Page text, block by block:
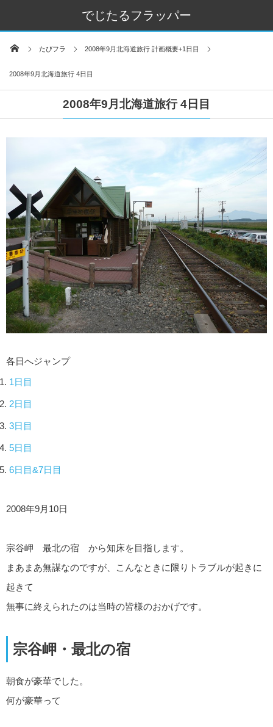
でじたるフラッパー
たびフラ 2008年9月北海道旅行 計画概要+1日目
2008年9月北海道旅行 4日目
2008年9月北海道旅行 4日目
各日へジャンプ
1日目
2日目
3日目
5日目
6日目&7日目
2008年9月10日
宗谷岬 最北の宿 から知床を目指します。
まあまあ無謀なのですが、こんなときに限りトラブルが起きに
起きて
無事に終えられたのは当時の皆様のおかげです。
宗谷岬・最北の宿
朝食が豪華でした。
何が豪華って